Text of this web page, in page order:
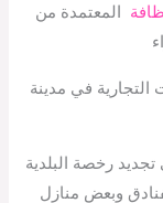
المعتمدة من
التجارية في مدينة
رخصة البلدية
وبعض منازل